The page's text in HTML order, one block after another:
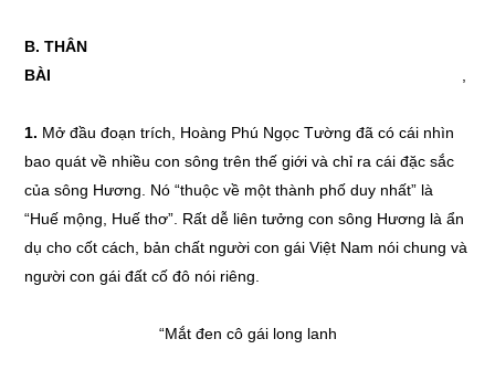
B. THÂN
BÀI
1. Mở đầu đoạn trích, Hoàng Phú Ngọc Tường đã có cái nhìn
bao quát về nhiều con sông trên thế giới và chỉ ra cái đặc sắc
của sông Hương. Nó “thuộc về một thành phố duy nhất” là
“Huế mộng, Huế thơ”. Rất dễ liên tưởng con sông Hương là ẩn
dụ cho cốt cách, bản chất người con gái Việt Nam nói chung và
người con gái đất cố đô nói riêng.
“Mắt đen cô gái long lanh